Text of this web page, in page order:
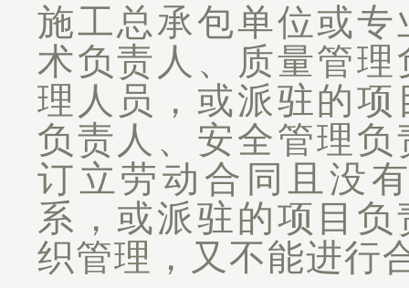
施工总承包单位或
术负责人、质量管
理人员，或派驻的
负责人、安全管理
订立劳动合同且没
系，或派驻的项目
织管理，又不能进行